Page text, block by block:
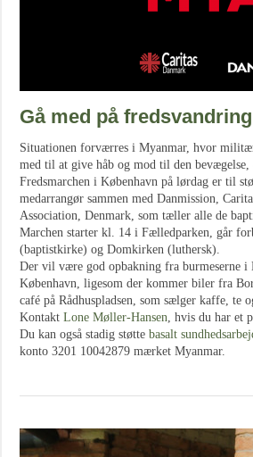
Gå med på
Situationen forværres i Myanmar, hvor
med til at give håb og mod til den
Fredsmarchen i København på lørdag er til
medarrangør sammen med Danmission,
Association, Denmark, som tæller alle de
Marchen starter kl. 14 i Fælledparken, går
(baptistkirke) og Domkirken (luthersk).
Der vil være god opbakning fra burmeserne
København, ligesom der kommer biler fra
café på Rådhuspladsen, som sælger kaffe,
Kontakt Lone Møller-Hansen, hvis du har et
Du kan også stadig støtte basalt
konto 3201 10042879 mærket Myanmar.